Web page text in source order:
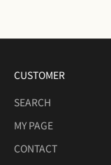
CUSTOMER
SEARCH
MY PAGE
CONTACT